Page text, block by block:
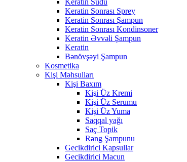
Keratin Südü
Keratin Sonrası Sprey
Keratin Sonrası Şampun
Keratin Sonrası Kondinsoner
Keratin Əvvəli Şampun
Keratin
Bənövşəyi Şampun
Kosmetika
Kişi Məhsulları
Kişi Baxım
Kişi Üz Kremi
Kişi Üz Serumu
Kişi Üz Yuma
Saqqal yağı
Saç Topik
Rəng Şampunu
Gecikdirici Kapsullar
Gecikdirici Macun